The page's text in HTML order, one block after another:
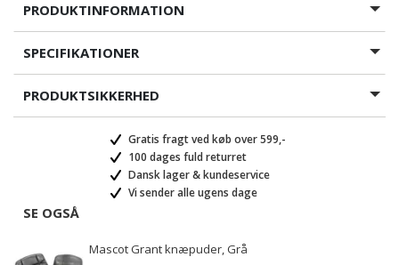
PRODUKTINFORMATION
SPECIFIKATIONER
PRODUKTSIKKERHED
Gratis fragt ved køb over 599,-
100 dages fuld returret
Dansk lager & kundeservice
Vi sender alle ugens dage
SE OGSÅ
Mascot Grant knæpuder, Grå